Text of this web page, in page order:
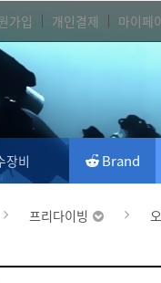
가입 개인결제 마이페
Brand
장비
프리다이빙